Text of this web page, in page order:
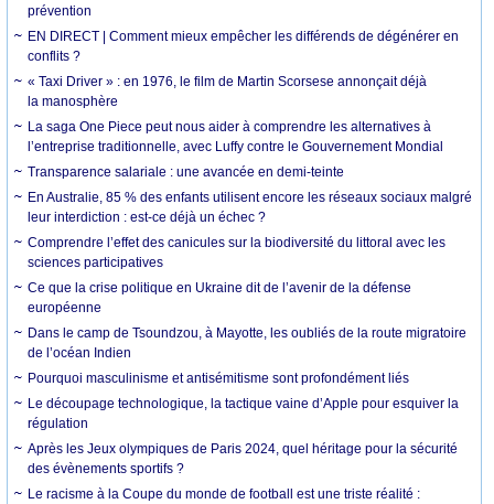
prévention
EN DIRECT | Comment mieux empêcher les différends de dégénérer en
conflits ?
« Taxi Driver » : en 1976, le film de Martin Scorsese annonçait déjà
la manosphère
La saga One Piece peut nous aider à comprendre les alternatives à
l’entreprise traditionnelle, avec Luffy contre le Gouvernement Mondial
Transparence salariale : une avancée en demi-teinte
En Australie, 85 % des enfants utilisent encore les réseaux sociaux malgré
leur interdiction : est-ce déjà un échec ?
Comprendre l’effet des canicules sur la biodiversité du littoral avec les
sciences participatives
Ce que la crise politique en Ukraine dit de l’avenir de la défense
européenne
Dans le camp de Tsoundzou, à Mayotte, les oubliés de la route migratoire
de l’océan Indien
Pourquoi masculinisme et antisémitisme sont profondément liés
Le découpage technologique, la tactique vaine d’Apple pour esquiver la
régulation
Après les Jeux olympiques de Paris 2024, quel héritage pour la sécurité
des évènements sportifs ?
Le racisme à la Coupe du monde de football est une triste réalité :